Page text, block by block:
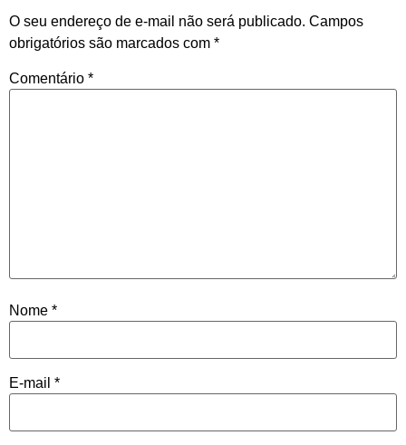
O seu endereço de e-mail não será publicado. Campos
obrigatórios são marcados com *
Comentário *
Nome *
E-mail *